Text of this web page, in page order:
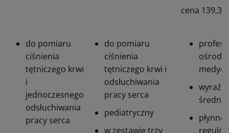
cena
do pomiaru
ciśnienia
tętniczego krwi
i
jednoczesnego
odsłuchiwania
pracy serca
do pomiaru
ciśnienia
tętniczego krwi i
odsłuchiwania
pracy serca
pediatryczny
w zestawie trzy
płynne